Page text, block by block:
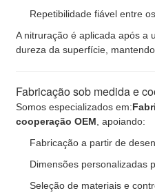
Repetibilidade fiável entre
A nitruração é aplicada após a
dureza da superfície,
Fabricação sob medida e
Somos especializados em:
cooperação OEM , apoiando:
Fabricação a partir de
Dimensões personalizadas
Seleção de materiais e